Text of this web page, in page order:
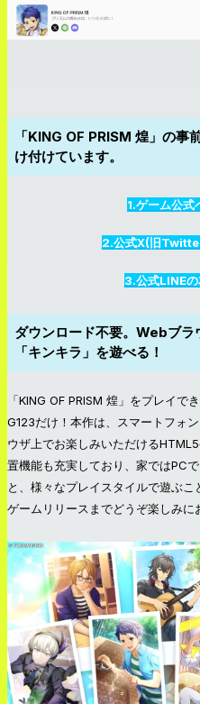
「KING OF PRISM 煌」の事
け付けています。
1.ゲーム公式
2.公式X(旧
3.公式LINE
ダウンロード不要。Webブラ
「キンキラ」を遊べる！
「KING OF PRISM 煌」をプレイで
G123だけ！本作は、スマートフォ
ウザ上でお楽しみいただける
置機能も充実しており、家ではPC
と、様々なプレイスタイルで遊ぶこ
ゲームリリースまでどうぞ楽しみに